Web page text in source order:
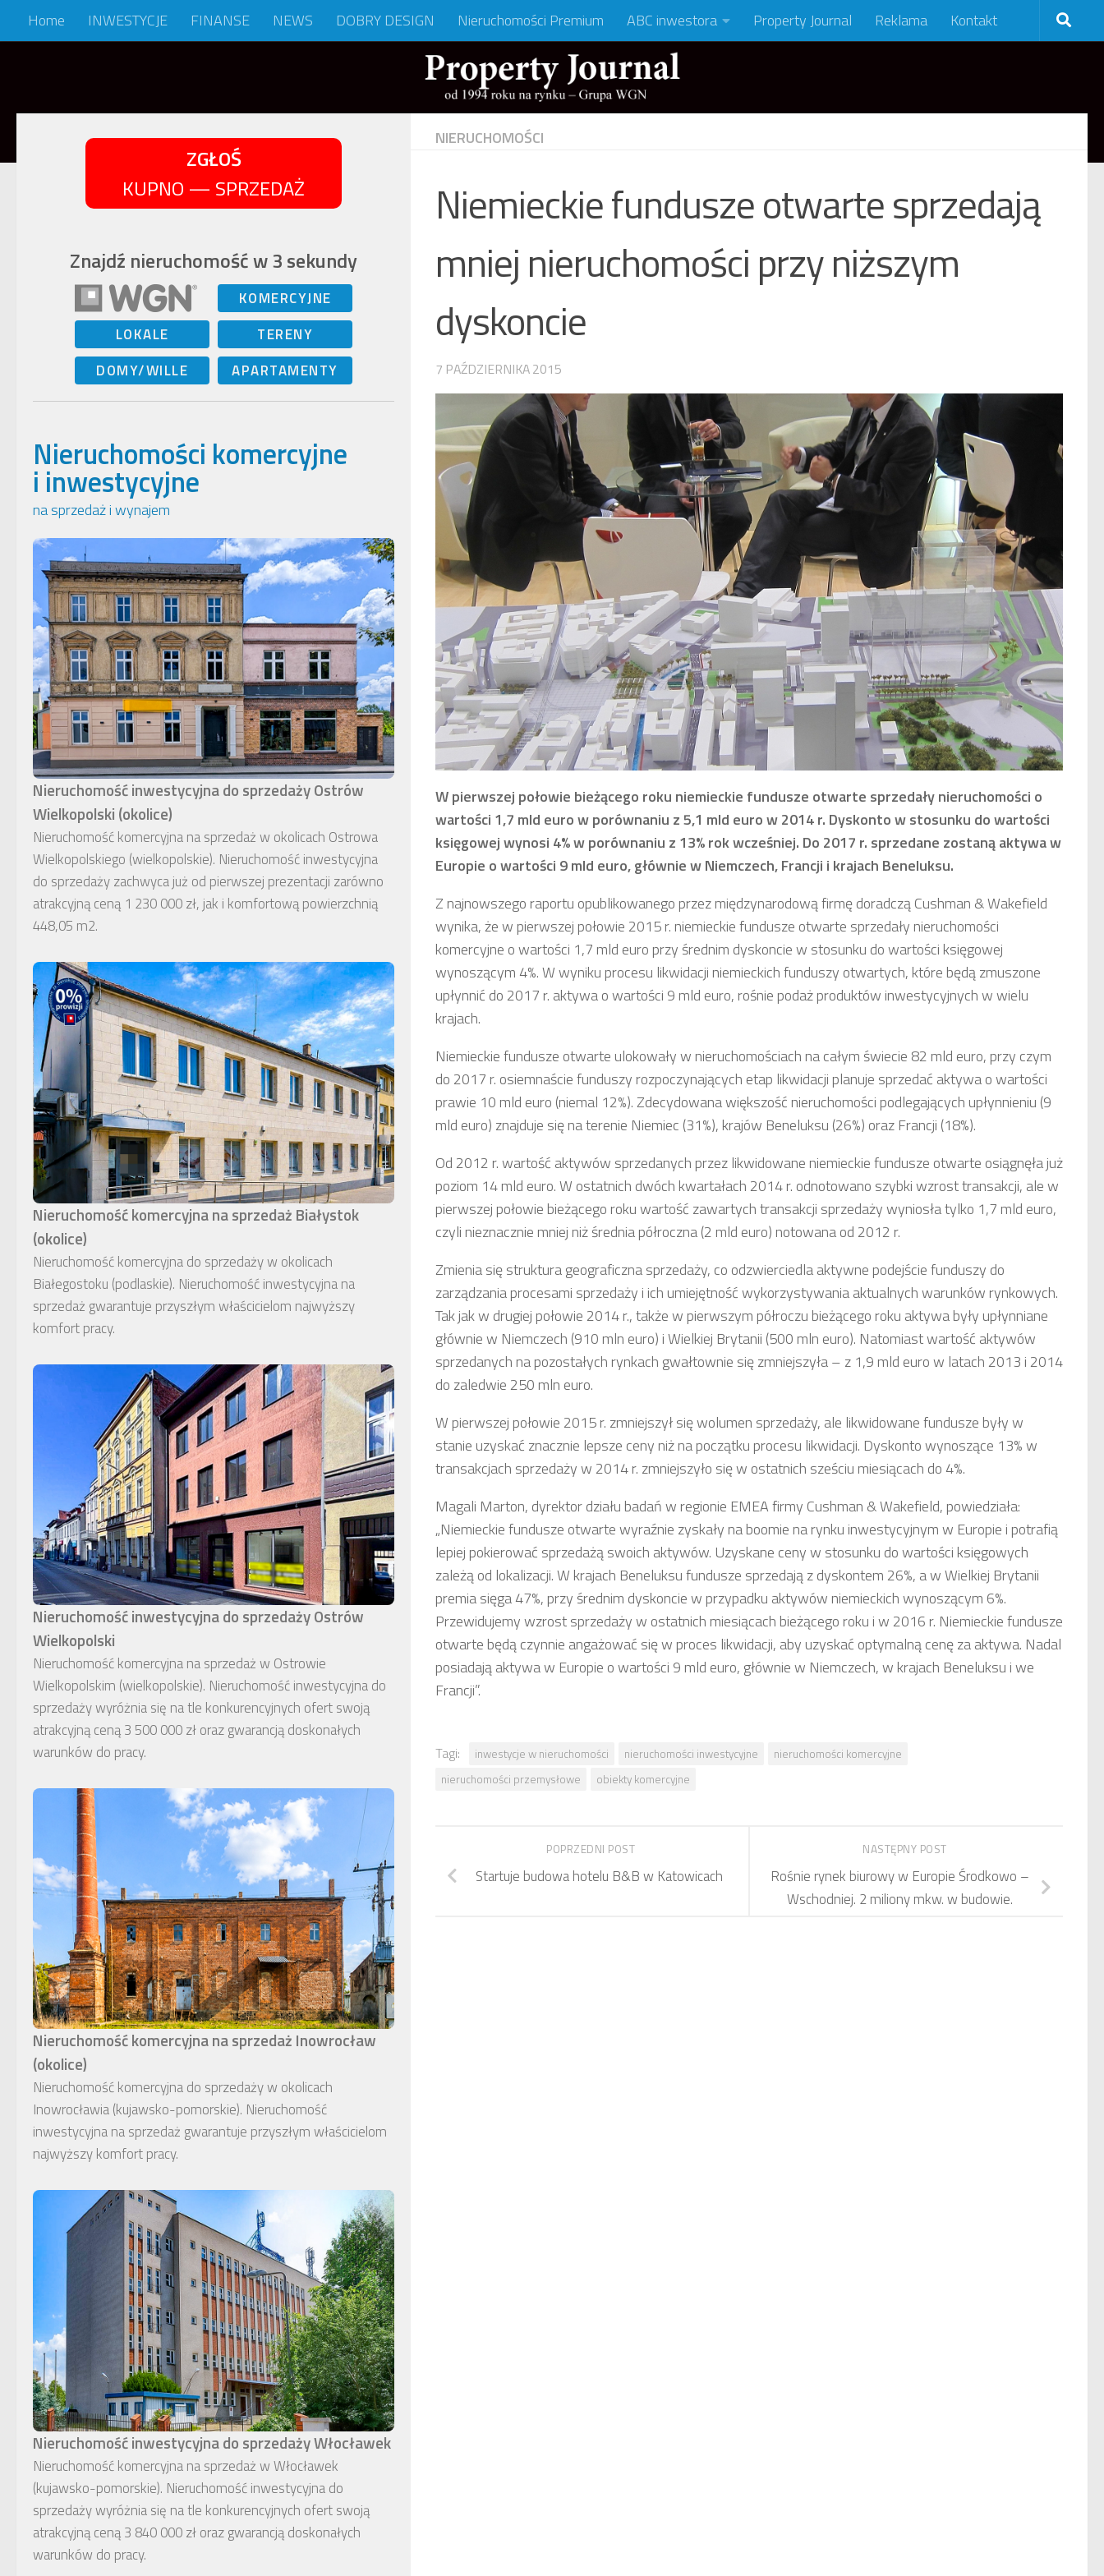
Skip to content
Home INWESTYCJE FINANSE NEWS DOBRY DESIGN Nieruchomości Premium ABC inwestora Property Journal Reklama Kontakt
NIERUCHOMOŚCI
Niemieckie fundusze otwarte sprzedają
mniej nieruchomości przy niższym
dyskoncie
7 PAŹDZIERNIKA 2015
W pierwszej połowie bieżącego roku niemieckie fundusze otwarte sprzedały nieruchomości o
wartości 1,7 mld euro w porównaniu z 5,1 mld euro w 2014 r. Dyskonto w stosunku do wartości
księgowej wynosi 4% w porównaniu z 13% rok wcześniej. Do 2017 r. sprzedane zostaną aktywa w
Europie o wartości 9 mld euro, głównie w Niemczech, Francji i krajach Beneluksu.
Z najnowszego raportu opublikowanego przez międzynarodową firmę doradczą Cushman & Wakefield
wynika, że w pierwszej połowie 2015 r. niemieckie fundusze otwarte sprzedały nieruchomości
komercyjne o wartości 1,7 mld euro przy średnim dyskoncie w stosunku do wartości księgowej
wynoszącym 4%. W wyniku procesu likwidacji niemieckich funduszy otwartych, które będą zmuszone
upłynnić do 2017 r. aktywa o wartości 9 mld euro, rośnie podaż produktów inwestycyjnych w wielu
krajach.
Niemieckie fundusze otwarte ulokowały w nieruchomościach na całym świecie 82 mld euro, przy czym
do 2017 r. osiemnaście funduszy rozpoczynających etap likwidacji planuje sprzedać aktywa o wartości
prawie 10 mld euro (niemal 12%). Zdecydowana większość nieruchomości podlegających upłynnieniu (9
mld euro) znajduje się na terenie Niemiec (31%), krajów Beneluksu (26%) oraz Francji (18%).
Od 2012 r. wartość aktywów sprzedanych przez likwidowane niemieckie fundusze otwarte osiągnęła już
poziom 14 mld euro. W ostatnich dwóch kwartałach 2014 r. odnotowano szybki wzrost transakcji, ale w
pierwszej połowie bieżącego roku wartość zawartych transakcji sprzedaży wyniosła tylko 1,7 mld euro,
czyli nieznacznie mniej niż średnia półroczna (2 mld euro) notowana od 2012 r.
Zmienia się struktura geograficzna sprzedaży, co odzwierciedla aktywne podejście funduszy do
zarządzania procesami sprzedaży i ich umiejętność wykorzystywania aktualnych warunków rynkowych.
Tak jak w drugiej połowie 2014 r., także w pierwszym półroczu bieżącego roku aktywa były upłynniane
głównie w Niemczech (910 mln euro) i Wielkiej Brytanii (500 mln euro). Natomiast wartość aktywów
sprzedanych na pozostałych rynkach gwałtownie się zmniejszyła – z 1,9 mld euro w latach 2013 i 2014
do zaledwie 250 mln euro.
W pierwszej połowie 2015 r. zmniejszył się wolumen sprzedaży, ale likwidowane fundusze były w
stanie uzyskać znacznie lepsze ceny niż na początku procesu likwidacji. Dyskonto wynoszące 13% w
transakcjach sprzedaży w 2014 r. zmniejszyło się w ostatnich sześciu miesiącach do 4%.
Magali Marton, dyrektor działu badań w regionie EMEA firmy Cushman & Wakefield, powiedziała:
„Niemieckie fundusze otwarte wyraźnie zyskały na boomie na rynku inwestycyjnym w Europie i potrafią
lepiej pokierować sprzedażą swoich aktywów. Uzyskane ceny w stosunku do wartości księgowych
zależą od lokalizacji. W krajach Beneluksu fundusze sprzedają z dyskontem 26%, a w Wielkiej Brytanii
premia sięga 47%, przy średnim dyskoncie w przypadku aktywów niemieckich wynoszącym 6%.
Przewidujemy wzrost sprzedaży w ostatnich miesiącach bieżącego roku i w 2016 r. Niemieckie fundusze
otwarte będą czynnie angażować się w proces likwidacji, aby uzyskać optymalną cenę za aktywa. Nadal
posiadają aktywa w Europie o wartości 9 mld euro, głównie w Niemczech, w krajach Beneluksu i we
Francji”.
Tagi: inwestycje w nieruchomości nieruchomości inwestycyjne
nieruchomości komercyjne
nieruchomości przemysłowe
obiekty komercyjne
NASTĘPNY POST
Rośnie rynek biurowy w Europie Środkowo –
Wschodniej. 2 miliony mkw. w budowie.
POPRZEDNI POST
Startuje budowa hotelu B&B w Katowicach
ZGŁOŚ
KUPNO — SPRZEDAŻ
Znajdź nieruchomość w 3 sekundy
KOMERCYJNE
LOKALE
TERENY
DOMY/WILLE
APARTAMENTY
Nieruchomości komercyjne
i inwestycyjne
na sprzedaż i wynajem
Nieruchomość inwestycyjna do sprzedaży Ostrów
Wielkopolski (okolice)
Nieruchomość komercyjna na sprzedaż w okolicach Ostrowa
Wielkopolskiego (wielkopolskie). Nieruchomość inwestycyjna
do sprzedaży zachwyca już od pierwszej prezentacji zarówno
atrakcyjną ceną 1 230 000 zł, jak i komfortową powierzchnią
448,05 m2.
Nieruchomość komercyjna na sprzedaż Białystok
(okolice)
Nieruchomość komercyjna do sprzedaży w okolicach
Białegostoku (podlaskie). Nieruchomość inwestycyjna na
sprzedaż gwarantuje przyszłym właścicielom najwyższy
komfort pracy.
Nieruchomość inwestycyjna do sprzedaży Ostrów
Wielkopolski
Nieruchomość komercyjna na sprzedaż w Ostrowie
Wielkopolskim (wielkopolskie). Nieruchomość inwestycyjna do
sprzedaży wyróżnia się na tle konkurencyjnych ofert swoją
atrakcyjną ceną 3 500 000 zł oraz gwarancją doskonałych
warunków do pracy.
Nieruchomość komercyjna na sprzedaż Inowrocław
(okolice)
Nieruchomość komercyjna do sprzedaży w okolicach
Inowrocławia (kujawsko-pomorskie). Nieruchomość
inwestycyjna na sprzedaż gwarantuje przyszłym właścicielom
najwyższy komfort pracy.
Nieruchomość inwestycyjna do sprzedaży Włocławek
Nieruchomość komercyjna na sprzedaż w Włocławek
(kujawsko-pomorskie). Nieruchomość inwestycyjna do
sprzedaży wyróżnia się na tle konkurencyjnych ofert swoją
atrakcyjną ceną 3 840 000 zł oraz gwarancją doskonałych
warunków do pracy.